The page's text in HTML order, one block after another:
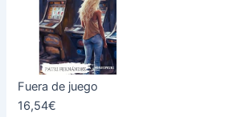
Fuera de juego
16,54€